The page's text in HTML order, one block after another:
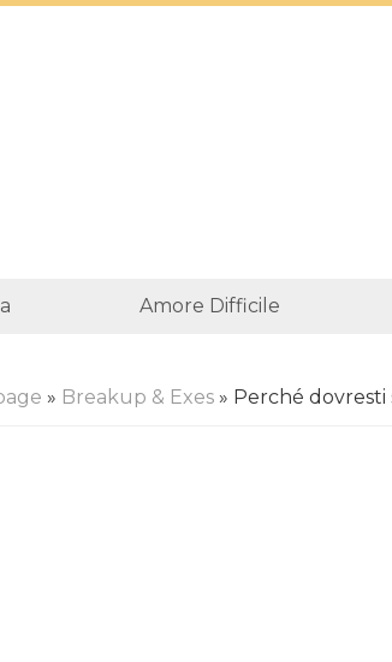
Amore Difficile
» Breakup & Exes » Perché